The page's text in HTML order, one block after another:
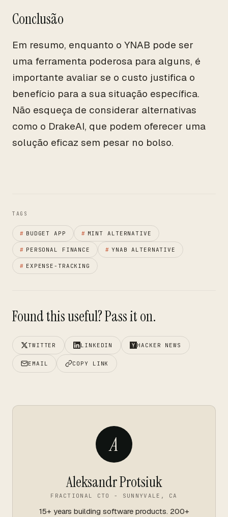
Conclusão
Em resumo, enquanto o YNAB pode ser
uma ferramenta poderosa para alguns, é
importante avaliar se o custo justifica o
benefício para a sua situação específica.
Não esqueça de considerar alternativas
como o DrakeAI, que podem oferecer uma
solução eficaz sem pesar no bolso.
TAGS
# BUDGET APP # MINT ALTERNATIVE
# PERSONAL FINANCE # YNAB ALTERNATIVE
# EXPENSE-TRACKING
Found this useful? Pass it on.
TWITTER LINKEDIN HACKER NEWS
EMAIL COPY LINK
A
Aleksandr Protsiuk
FRACTIONAL CTO - SUNNYVALE, CA
15+ years building software products. 200+